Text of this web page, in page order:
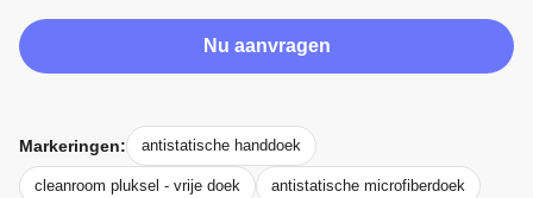
Nu aanvragen
Markeringen: antistatische handdoek
cleanroom pluksel - vrije doek antistatische microfiberdoek